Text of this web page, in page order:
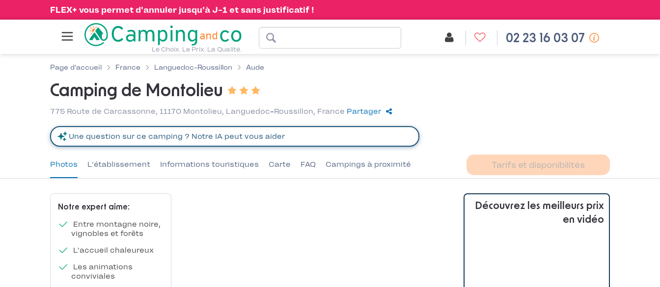
FLEX+ vous permet d'annuler jusqu'à J-1 et sans justificatif !
Le Choix. Le Prix. La Qualité.
02 23 16 03 07
Page d'accueil France Languedoc-Roussillon Aude
Camping de Montolieu
775 Route de Carcassonne, 11170 Montolieu, Languedoc-Roussillon, France Partager
Photos L'établissement Informations touristiques Carte FAQ Campings à proximité Tarifs et disponibilités
Notre expert aime:
Entre montagne noire,
vignobles et forêts
L'accueil chaleureux
Les animations
conviviales
Découvrez les meilleurs prix
en vidéo